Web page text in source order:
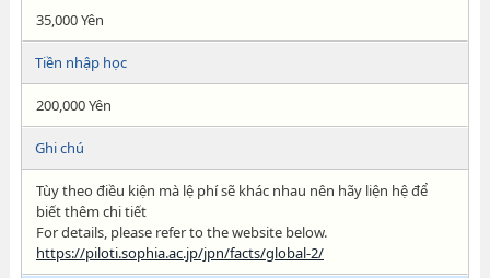
35,000 Yên
Tiền nhập học
200,000 Yên
Ghi chú
Tùy theo điều kiện mà lệ phí sẽ khác nhau nên hãy liện hệ để
biết thêm chi tiết
For details, please refer to the website below.
https://piloti.sophia.ac.jp/jpn/facts/global-2/